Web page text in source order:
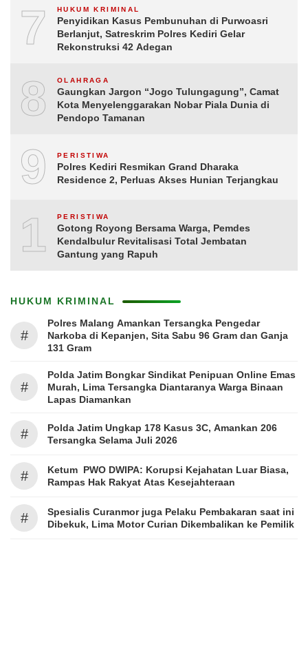
7 HUKUM KRIMINAL
Penyidikan Kasus Pembunuhan di Purwoasri
Berlanjut, Satreskrim Polres Kediri Gelar
Rekonstruksi 42 Adegan
8 OLAHRAGA
Gaungkan Jargon “Jogo Tulungagung”, Camat
Kota Menyelenggarakan Nobar Piala Dunia di
Pendopo Tamanan
9 PERISTIWA
Polres Kediri Resmikan Grand Dharaka
Residence 2, Perluas Akses Hunian Terjangkau
10PERISTIWA
Gotong Royong Bersama Warga, Pemdes
Kendalbulur Revitalisasi Total Jembatan
Gantung yang Rapuh
HUKUM KRIMINAL
#
Polres Malang Amankan Tersangka Pengedar
Narkoba di Kepanjen, Sita Sabu 96 Gram dan Ganja
131 Gram
#
Polda Jatim Bongkar Sindikat Penipuan Online Emas
Murah, Lima Tersangka Diantaranya Warga Binaan
Lapas Diamankan
#
Polda Jatim Ungkap 178 Kasus 3C, Amankan 206
Tersangka Selama Juli 2026
#
Ketum PWO DWIPA: Korupsi Kejahatan Luar Biasa,
Rampas Hak Rakyat Atas Kesejahteraan
#
Spesialis Curanmor juga Pelaku Pembakaran saat ini
Dibekuk, Lima Motor Curian Dikembalikan ke Pemilik